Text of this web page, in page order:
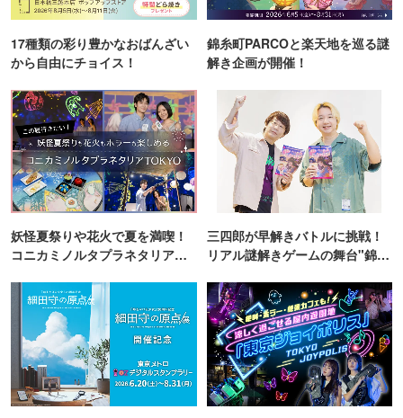
17種類の彩り豊かなおばんざい
から自由にチョイス！
錦糸町PARCOと楽天地を巡る謎
解き企画が開催！
妖怪夏祭りや花火で夏を満喫！
コニカミノルタプラネタリア
三四郎が早解きバトルに挑戦！
リアル謎解きゲームの舞台"錦糸